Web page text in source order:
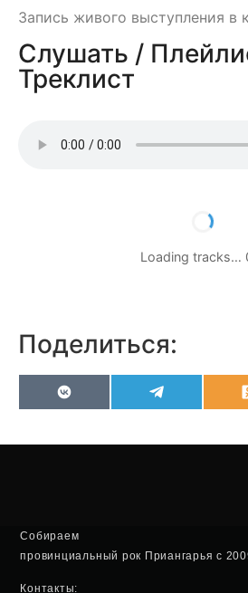
Запись живого выступления в
Слушать /
Треклист
Loading tracks…
Поделиться:
VK
Собираем
провинциальный рок Приангарья с
Контакты: